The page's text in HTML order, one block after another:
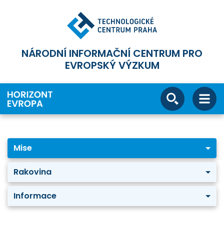
NÁRODNÍ INFORMAČNÍ CENTRUM PRO
EVROPSKÝ VÝZKUM
Mise
Rakovina
Informace